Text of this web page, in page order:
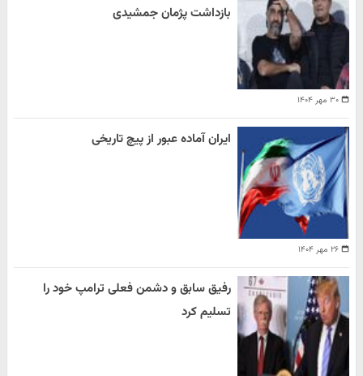
۳۰ مهر ۱۴۰۴
بازداشت پژمان جمشیدی
۲۶ مهر ۱۴۰۴
ایران آماده عبور از پیچ تاریخی
رفیق سابق و دشمن فعلی ترامپ خود را
تسلیم کرد